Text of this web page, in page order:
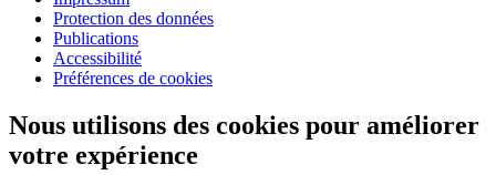
Protection des données
Publications
Accessibilité
Préférences de cookies
Nous utilisons des cookies pour améliorer
votre expérience